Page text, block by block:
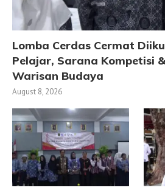
Lomba Cerdas Cermat
Pelajar, Sarana Kompetisi
Warisan Budaya
August 8, 2026